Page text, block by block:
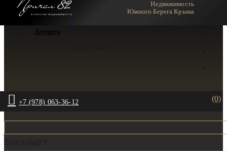
Ялта
Алушта
+7 (978) 063-36-12 (0)
Недвижимость
Южного Берега Крыма